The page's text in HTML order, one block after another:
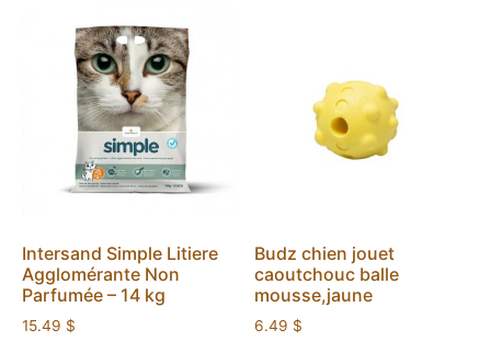
Intersand Simple Litiere
Agglomérante Non
Parfumée – 14 kg
15.49 $
Budz chien jouet
caoutchouc balle
mousse,jaune
6.49 $